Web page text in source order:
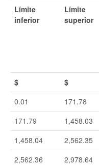
Límite
inferior
Límite
superior
$
$
0.01
171.78
171.79
1,458.03
1,458.04
2,562.35
2,562.36
2,978.64